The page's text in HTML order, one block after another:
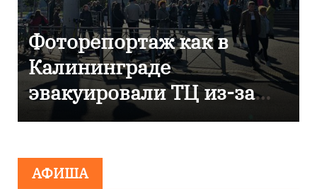
В Калининграде
отметили 80-летие
компании «Россети
Янтарь»
АФИША